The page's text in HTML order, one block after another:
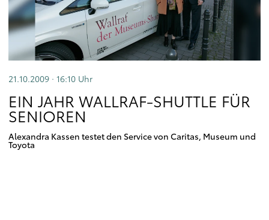
21.10.2009 · 16:10 Uhr
EIN JAHR WALLRAF-SHUTTLE FÜR
SENIOREN
Alexandra Kassen testet den Service von Caritas, Museum und
Toyota